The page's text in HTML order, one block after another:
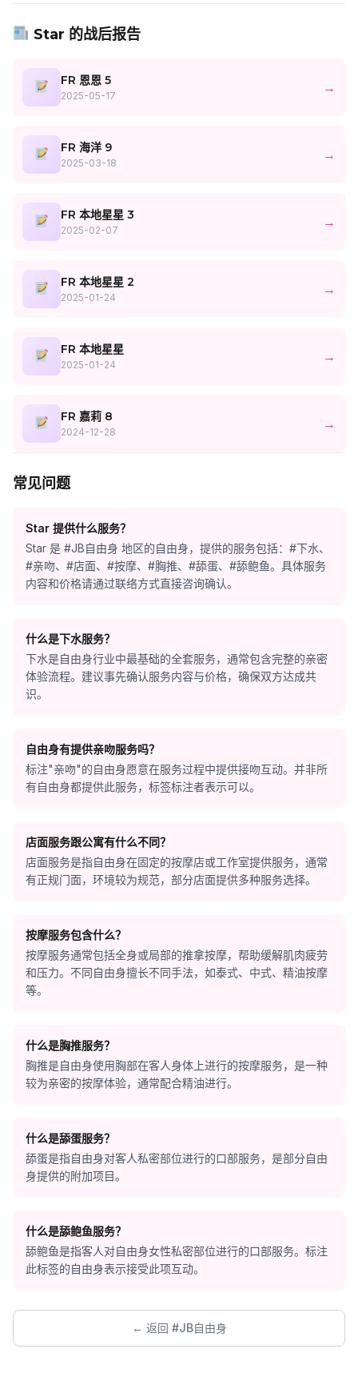
Star 的战后报告
FR 恩恩 5
2025-05-17
→
FR 海洋 9
2025-03-18
→
FR 本地星星 3
2025-02-07
→
FR 本地星星 2
2025-01-24
→
FR 本地星星
2025-01-24
→
FR 嘉莉 8
2024-12-28
→
常见问题
Star 提供什么服务？
Star 是 #JB自由身 地区的自由身，提供的服务包括：#下水、
#亲吻、#店面、#按摩、#胸推、#舔蛋、#舔鲍鱼。具体服务
内容和价格请通过联络方式直接咨询确认。
什么是下水服务？
下水是自由身行业中最基础的全套服务，通常包含完整的亲密
体验流程。建议事先确认服务内容与价格，确保双方达成共
识。
自由身有提供亲吻服务吗？
标注"亲吻"的自由身愿意在服务过程中提供接吻互动。并非所
有自由身都提供此服务，标签标注者表示可以。
店面服务跟公寓有什么不同？
店面服务是指自由身在固定的按摩店或工作室提供服务，通常
有正规门面，环境较为规范，部分店面提供多种服务选择。
按摩服务包含什么？
按摩服务通常包括全身或局部的推拿按摩，帮助缓解肌肉疲劳
和压力。不同自由身擅长不同手法，如泰式、中式、精油按摩
等。
什么是胸推服务？
胸推是自由身使用胸部在客人身体上进行的按摩服务，是一种
较为亲密的按摩体验，通常配合精油进行。
什么是舔蛋服务？
舔蛋是指自由身对客人私密部位进行的口部服务，是部分自由
身提供的附加项目。
什么是舔鲍鱼服务？
舔鲍鱼是指客人对自由身女性私密部位进行的口部服务。标注
此标签的自由身表示接受此项互动。
← 返回 #JB自由身